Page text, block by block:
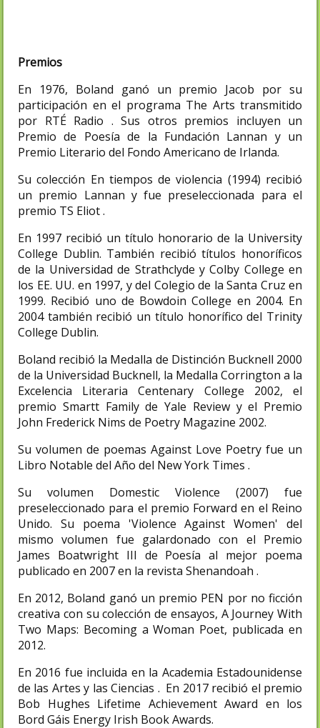
Premios
En 1976, Boland ganó un premio Jacob por su
participación en el programa The Arts transmitido
por RTÉ Radio . Sus otros premios incluyen un
Premio de Poesía de la Fundación Lannan y un
Premio Literario del Fondo Americano de Irlanda.
Su colección En tiempos de violencia (1994) recibió
un premio Lannan y fue preseleccionada para el
premio TS Eliot .
En 1997 recibió un título honorario de la University
College Dublin. También recibió títulos honoríficos
de la Universidad de Strathclyde y Colby College en
los EE. UU. en 1997, y del Colegio de la Santa Cruz en
1999. Recibió uno de Bowdoin College en 2004. En
2004 también recibió un título honorífico del Trinity
College Dublin.
Boland recibió la Medalla de Distinción Bucknell 2000
de la Universidad Bucknell, la Medalla Corrington a la
Excelencia Literaria Centenary College 2002, el
premio Smartt Family de Yale Review y el Premio
John Frederick Nims de Poetry Magazine 2002.
Su volumen de poemas Against Love Poetry fue un
Libro Notable del Año del New York Times .
Su volumen Domestic Violence (2007) fue
preseleccionado para el premio Forward en el Reino
Unido. Su poema 'Violence Against Women' del
mismo volumen fue galardonado con el Premio
James Boatwright III de Poesía al mejor poema
publicado en 2007 en la revista Shenandoah .
En 2012, Boland ganó un premio PEN por no ficción
creativa con su colección de ensayos, A Journey With
Two Maps: Becoming a Woman Poet, publicada en
2012.
En 2016 fue incluida en la Academia Estadounidense
de las Artes y las Ciencias . En 2017 recibió el premio
Bob Hughes Lifetime Achievement Award en los
Bord Gáis Energy Irish Book Awards.